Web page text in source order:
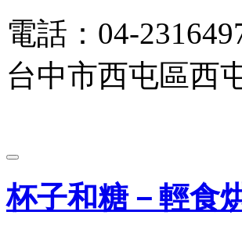
電話：04-
台中市西屯區西
杯子和糖－輕食